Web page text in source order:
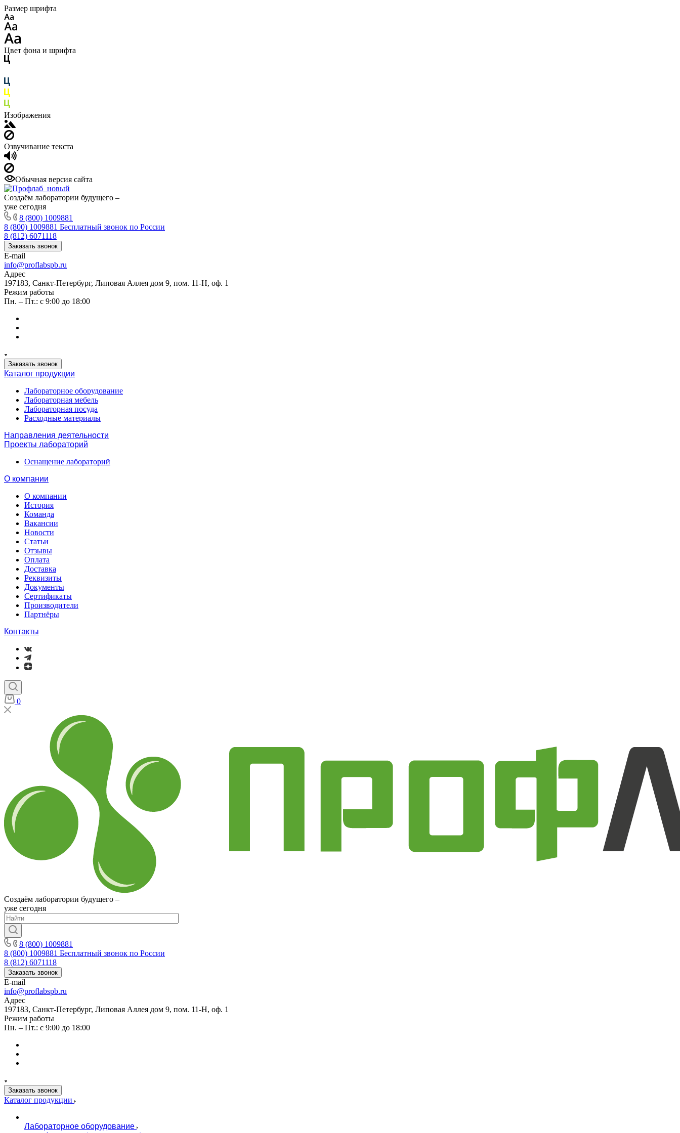
Размер шрифта
Цвет фона и шрифта
Изображения
Озвучивание текста
Обычная версия сайта
Создаём лаборатории будущего –
уже сегодня
8 (800) 1009881
8 (800) 1009881 Бесплатный звонок по России
8 (812) 6071118
Заказать звонок
E-mail
info@proflabspb.ru
Адрес
197183, Санкт-Петербург, Липовая Аллея дом 9, пом. 11-Н, оф. 1
Режим работы
Пн. – Пт.: с 9:00 до 18:00
Заказать звонок
Каталог продукции
Лабораторное оборудование
Лабораторная мебель
Лабораторная посуда
Расходные материалы
Направления деятельности
Проекты лабораторий
Оснащение лабораторий
О компании
О компании
История
Команда
Вакансии
Новости
Статьи
Отзывы
Оплата
Доставка
Реквизиты
Документы
Сертификаты
Производители
Партнёры
Контакты
0
Создаём лаборатории будущего –
уже сегодня
8 (800) 1009881
8 (800) 1009881 Бесплатный звонок по России
8 (812) 6071118
Заказать звонок
E-mail
info@proflabspb.ru
Адрес
197183, Санкт-Петербург, Липовая Аллея дом 9, пом. 11-Н, оф. 1
Режим работы
Пн. – Пт.: с 9:00 до 18:00
Заказать звонок
Каталог продукции
Лабораторное оборудование